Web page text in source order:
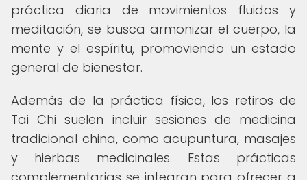
práctica diaria de movimientos fluidos y
meditación, se busca armonizar el cuerpo, la
mente y el espíritu, promoviendo un estado
general de bienestar.
Además de la práctica física, los retiros de
Tai Chi suelen incluir sesiones de medicina
tradicional china, como acupuntura, masajes
y hierbas medicinales. Estas prácticas